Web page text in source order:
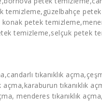
temizleme,güzelbahçe
konak petek temizleme
temizleme,selçuk petek
,candarlı tıkanıklık açma
açma,karaburun tıkanıklık
, menderes tıkanıklık açma